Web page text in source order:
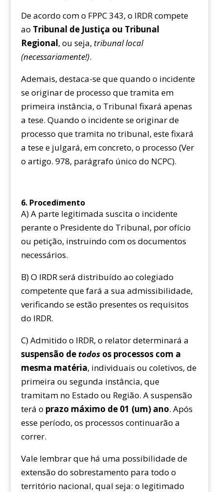
De acordo com o FPPC 343, o IRDR compete
ao Tribunal de Justiça ou Tribunal
Regional, ou seja, tribunal local
(necessariamente!).
Ademais, destaca-se que quando o incidente
se originar de processo que tramita em
primeira instância, o Tribunal fixará apenas
a tese. Quando o incidente se originar de
processo que tramita no tribunal, este fixará
a tese e julgará, em concreto, o processo (Ver
o artigo. 978, parágrafo único do NCPC).
6. Procedimento
A) A parte legitimada suscita o incidente
perante o Presidente do Tribunal, por ofício
ou petição, instruindo com os documentos
necessários.
B) O IRDR será distribuído ao colegiado
competente que fará a sua admissibilidade,
verificando se estão presentes os requisitos
do IRDR.
C) Admitido o IRDR, o relator determinará a
suspensão detodos os processos com a
mesma matéria, individuais ou coletivos, de
primeira ou segunda instância, que
tramitam no Estado ou Região. A suspensão
terá o prazo máximo de 01 (um) ano. Após
esse período, os processos continuarão a
correr.
Vale lembrar que há uma possibilidade de
extensão do sobrestamento para todo o
território nacional, qual seja: o legitimado